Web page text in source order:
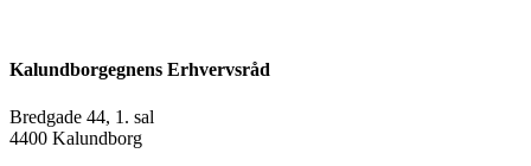
Kalundborgegnens Erhvervsråd
Bredgade 44, 1. sal
4400 Kalundborg